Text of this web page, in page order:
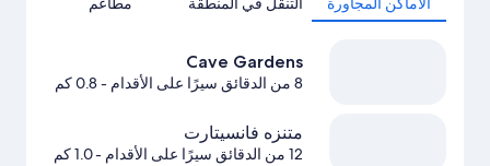
Cave Gardens
8 من الدقائق سيرًا على الأقدام - 0.8 كم
متنزه فانسيتارت
12 من الدقائق سيرًا على الأقدام - 1.0 كم